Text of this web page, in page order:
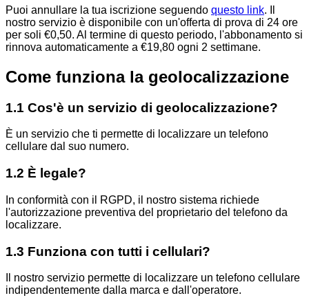
Puoi annullare la tua iscrizione seguendo questo link.
nostro servizio è disponibile con un'offerta di prova di 24 ore
per soli €0,50. Al termine di questo periodo, l'abbonamento si
rinnova automaticamente a €19,80 ogni 2 settimane.
Come funziona la geolocalizzazione
1.1 Cos'è un servizio di geolocalizzazione?
È un servizio che ti permette di localizzare un telefono
cellulare dal suo numero.
1.2 È legale?
In conformità con il RGPD, il nostro sistema richiede
l'autorizzazione preventiva del proprietario del telefono da
localizzare.
1.3 Funziona con tutti i cellulari?
Il nostro servizio permette di localizzare un telefono cellulare
indipendentemente dalla marca e dall'operatore.